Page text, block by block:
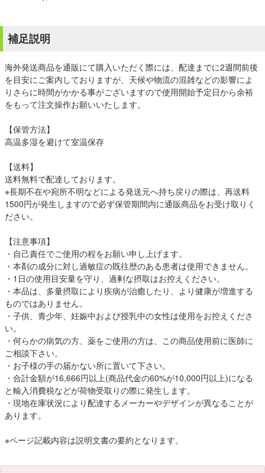
補足説明
海外発送商品を通販にて購入いただく際には、配達までに2週間前後
を目安にご案内しておりますが、天候や物流の混雑などの影響によ
りさらに時間がかかる事がございますので使用開始予定日から余裕
をもって注文操作お願いいたします。
【保管方法】
高温多湿を避けて室温保存
【送料】
送料無料で配達しております。
※長期不在や宛所不明などによる発送元へ持ち戻りの際は、再送料
1500円が発生しますので必ず保管期間内に通販商品をお受け取りく
ださい。
【注意事項】
・自己責任でご使用の程をお願い申し上げます。
・本剤の成分に対し過敏症の既往歴のある患者は使用できません。
・1日の使用目安量を守り、過剰な摂取はお控えください。
・本品は、多量摂取により疾病が治癒したり、より健康が増進する
ものではありません。
・子供、青少年、妊娠中および授乳中の女性は使用をお控えくださ
い。
・何らかの病気の方、薬をご使用の方は、この商品使用前に医師に
ご相談下さい。
・お子様の手の届かない所に置いて下さい。
・合計金額が16,666円以上(商品代金の60%が10,000円以上)になる
と輸入消費税などが荷物受取りの際に発生します。
・現地在庫状況により配達するメーカーやデザインが異なることが
あります。
※ページ記載内容は説明文書の要約となります。